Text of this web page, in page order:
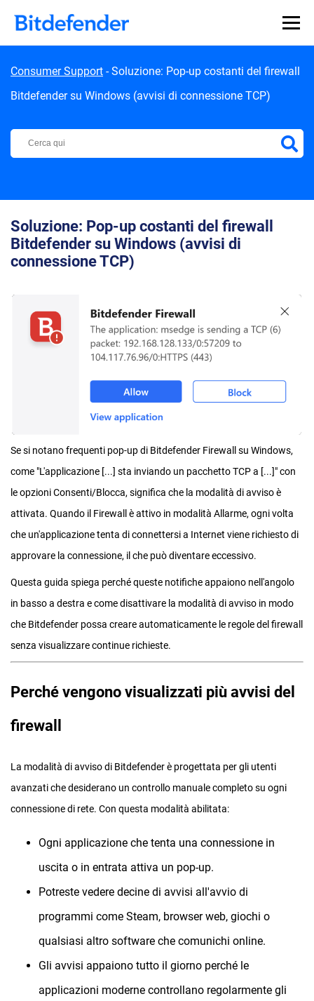
Consumer Support -Soluzione: Pop-up costanti del firewall
Bitdefender su Windows (avvisi di connessione TCP)
Centro di Supporto Bitdefender
Soluzione: Pop-up costanti del firewall
Bitdefender su Windows (avvisi di
connessione TCP)
Se si notano frequenti pop-up di Bitdefender Firewall su Windows,
come "L'applicazione [...] sta inviando un pacchetto TCP a [...]" con
le opzioni Consenti/Blocca, significa che la modalità di avviso è
attivata. Quando il Firewall è attivo in modalità Allarme, ogni volta
che un'applicazione tenta di connettersi a Internet viene richiesto di
approvare la connessione, il che può diventare eccessivo.
Questa guida spiega perché queste notifiche appaiono nell'angolo
in basso a destra e come disattivare la modalità di avviso in modo
che Bitdefender possa creare automaticamente le regole del firewall
senza visualizzare continue richieste.
Perché vengono visualizzati più avvisi del
firewall
La modalità di avviso di Bitdefender è progettata per gli utenti
avanzati che desiderano un controllo manuale completo su ogni
connessione di rete. Con questa modalità abilitata:
Ogni applicazione che tenta una connessione in
uscita o in entrata attiva un pop-up.
Potreste vedere decine di avvisi all'avvio di
programmi come Steam, browser web, giochi o
qualsiasi altro software che comunichi online.
Gli avvisi appaiono tutto il giorno perché le
applicazioni moderne controllano regolarmente gli